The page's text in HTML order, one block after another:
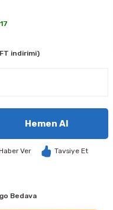
indirimi)
Hemen Al
Ver Tavsiye Et
Bedava